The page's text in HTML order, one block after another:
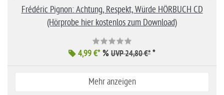
Frédéric Pignon: Achtung, Respekt, Würde HÖRBUCH CD
(Hörprobe hier kostenlos zum Download)
4,99 €*% UVP 24,80 €* *
Mehr anzeigen